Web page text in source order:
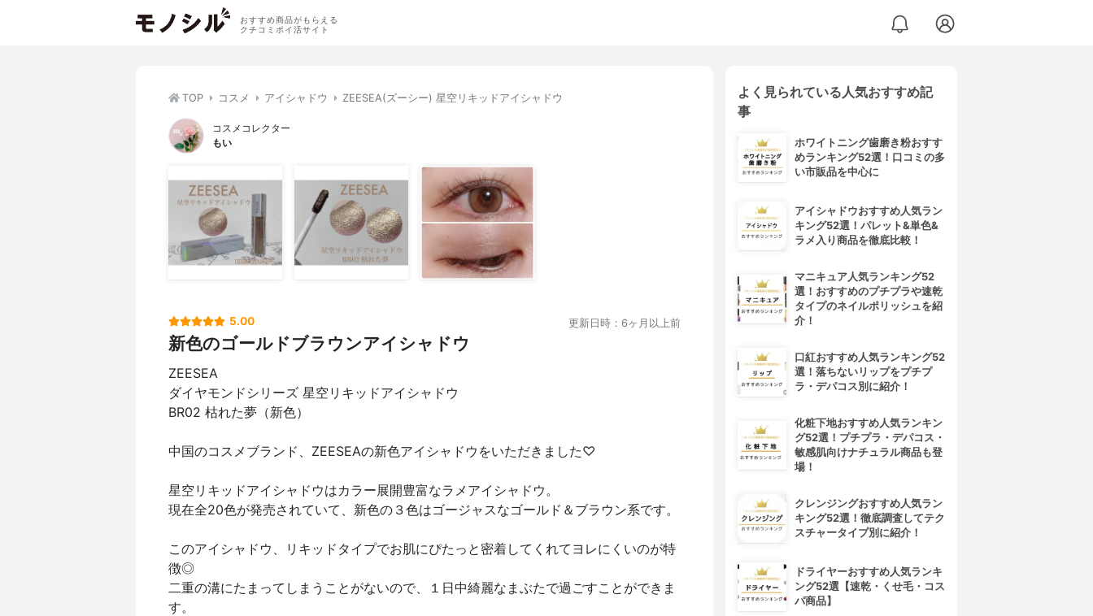
おすすめ商品がもらえる
クチコミポイ活サイト
TOP コスメ アイシャドウ ZEESEA(ズーシー) 星空リキッドアイシャドウ
コスメコレクター
もい
5.00 更新日時：6ヶ月以上前
新色のゴールドブラウンアイシャドウ
ZEESEA
ダイヤモンドシリーズ 星空リキッドアイシャドウ
BR02 枯れた夢（新色）
中国のコスメブランド、ZEESEAの新色アイシャドウをいただきました♡
星空リキッドアイシャドウはカラー展開豊富なラメアイシャドウ。
現在全20色が発売されていて、新色の３色はゴージャスなゴールド＆ブラウン系です。
このアイシャドウ、リキッドタイプでお肌にぴたっと密着してくれてヨレにくいのが特
徴◎
二重の溝にたまってしまうことがないので、１日中綺麗なまぶたで過ごすことができま
す。
よく見られている人気おすすめ記
事
ホワイトニング歯磨き粉おすす
めランキング52選！口コミの多
い市販品を中心に
アイシャドウおすすめ人気ラン
キング52選！パレット&単色&
ラメ入り商品を徹底比較！
マニキュア人気ランキング52
選！おすすめのプチプラや速乾
タイプのネイルポリッシュを紹
介！
口紅おすすめ人気ランキング52
選！落ちないリップをプチプ
ラ・デパコス別に紹介！
化粧下地おすすめ人気ランキン
グ52選！プチプラ・デパコス・
敏感肌向けナチュラル商品も登
場！
クレンジングおすすめ人気ラン
キング52選！徹底調査してテク
スチャータイプ別に紹介！
ドライヤーおすすめ人気ランキ
ング52選【速乾・くせ毛・コス
パ商品】